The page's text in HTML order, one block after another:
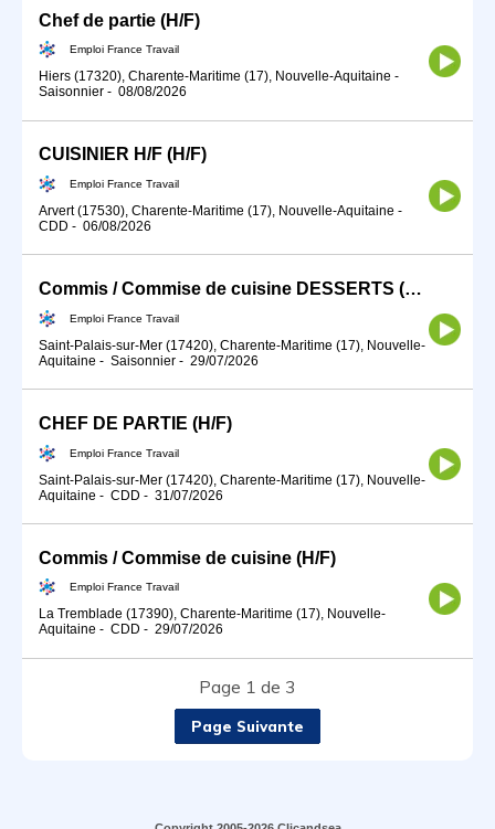
Chef de partie (H/F)
Emploi France Travail
Hiers (17320), Charente-Maritime (17), Nouvelle-Aquitaine -
Saisonnier - 08/08/2026
CUISINIER H/F (H/F)
Emploi France Travail
Arvert (17530), Charente-Maritime (17), Nouvelle-Aquitaine -
CDD - 06/08/2026
Commis / Commise de cuisine DESSERTS (H/F)
Emploi France Travail
Saint-Palais-sur-Mer (17420), Charente-Maritime (17), Nouvelle-
Aquitaine - Saisonnier - 29/07/2026
CHEF DE PARTIE (H/F)
Emploi France Travail
Saint-Palais-sur-Mer (17420), Charente-Maritime (17), Nouvelle-
Aquitaine - CDD - 31/07/2026
Commis / Commise de cuisine (H/F)
Emploi France Travail
La Tremblade (17390), Charente-Maritime (17), Nouvelle-
Aquitaine - CDD - 29/07/2026
Page 1 de 3
Page Suivante